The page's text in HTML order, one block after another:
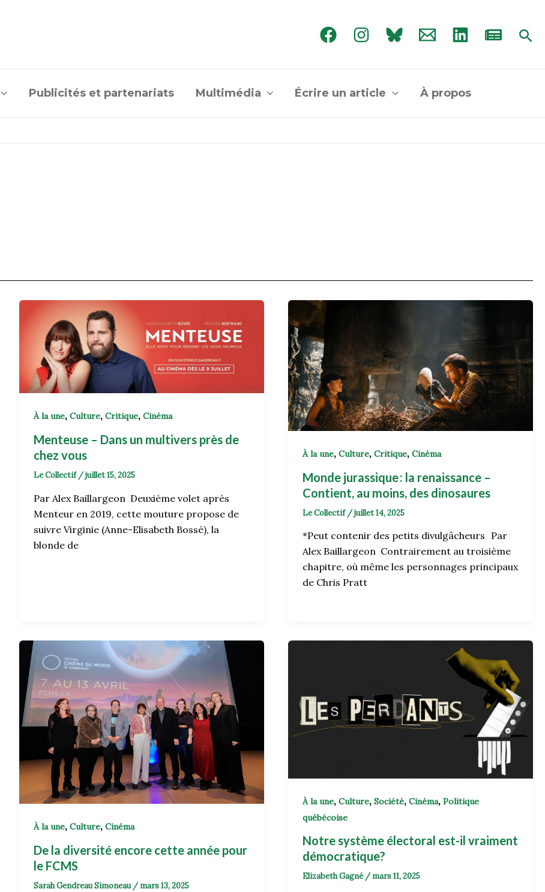
Publicités et partenariats Multimédia Écrire un article À propos
À la une, Culture, Critique, Cinéma
Menteuse – Dans un multivers près de
chez vous
Le Collectif /juillet 15, 2025
Par Alex Baillargeon Deuxième volet après
Menteur en 2019, cette mouture propose de
suivre Virginie (Anne-Elisabeth Bossé), la
blonde de
À la une, Culture, Critique, Cinéma
Monde jurassique : la renaissance –
Contient, au moins, des dinosaures
Le Collectif /juillet 14, 2025
*Peut contenir des petits divulgâcheurs Par
Alex Baillargeon Contrairement au troisième
chapitre, où même les personnages principaux
de Chris Pratt
À la une, Culture, Cinéma
De la diversité encore cette année pour
le FCMS
Sarah Gendreau Simoneau / mars 13, 2025
À la une, Culture, Société, Cinéma, Politique
québécoise
Notre système électoral est-il vraiment
démocratique?
Elizabeth Gagné / mars 11, 2025